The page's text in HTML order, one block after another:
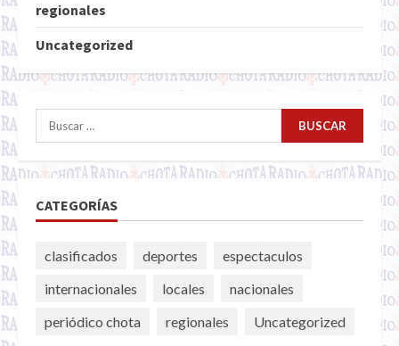
regionales
Uncategorized
Buscar:
CATEGORÍAS
clasificados deportes
espectaculos
internacionales
locales
nacionales
periódico chota
regionales Uncategorized